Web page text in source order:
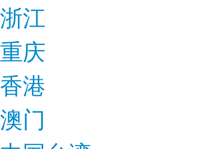
浙江
重庆
香港
澳门